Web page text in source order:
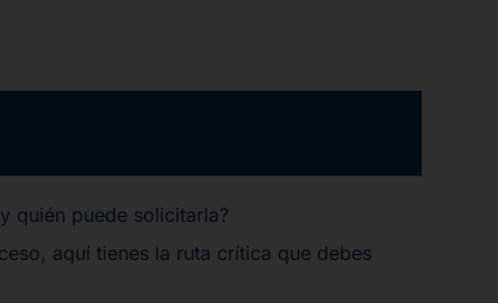
quién puede solicitarla?
aquí tienes la ruta crítica que debes